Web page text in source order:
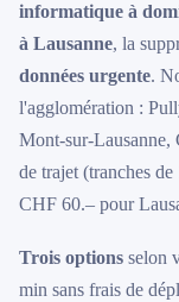
informatique à
à Lausanne, la
données urgente.
l'agglomération :
Mont-sur-Lausanne,
de trajet (tranches
CHF 60.– pour
Trois options selon
min sans frais de